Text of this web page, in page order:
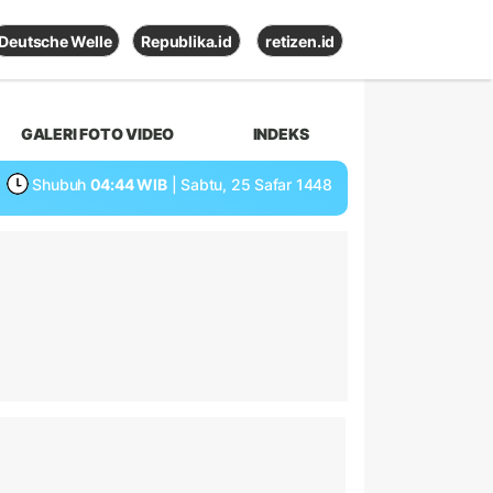
Deutsche Welle Republika.id retizen.id
GALERI FOTO VIDEO INDEKS
Shubuh 04:44 WIB | Sabtu, 25 Safar 1448